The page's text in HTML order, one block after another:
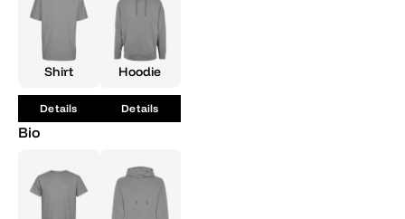
der Goldenen 20er zu deinem Motto machst. Ein Muss für
jeden Abiturienten, der etwas Außergewöhnliches schaffen
möchte.
Shirt
Details
Hoodie
Details
Bio